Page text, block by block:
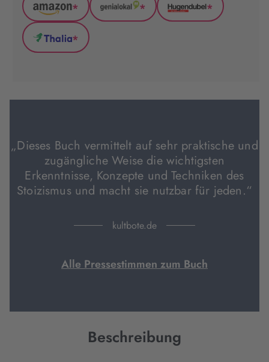
Amazon
(wird
in
neuem
*
GenialLokal
*
Hugendubel
*
Thalia
Tab
*
„Dieses Buch vermittelt auf sehr praktische und
zugängliche Weise die wichtigsten
Erkenntnisse, Konzepte und Techniken des
Stoizismus und macht sie nutzbar für jeden.“
kultbote.de
Alle Pressestimmen zum Buch
Beschreibung